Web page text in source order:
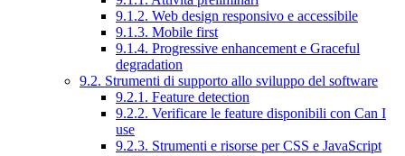
9.1.2. Web design responsivo e accessibile
9.1.3. Mobile first
9.1.4. Progressive enhancement e Graceful
degradation
9.2. Strumenti di supporto allo sviluppo del software
9.2.1. Feature detection
9.2.2. Verificare le feature disponibili con Can I
use
9.2.3. Strumenti e risorse per CSS e JavaScript